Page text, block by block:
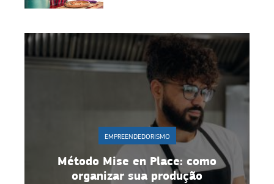
EMPREENDEDORISMO
Método Mise en Place: como
organizar sua produção